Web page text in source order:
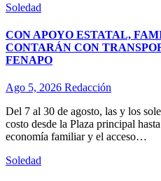
Soledad
CON APOYO ESTATAL,
CONTARÁN CON
FENAPO
Ago 5, 2026 Redacción
Del 7 al 30 de agosto, las y los
costo desde la Plaza principal
economía familiar y el acceso…
Soledad